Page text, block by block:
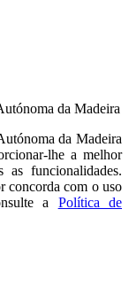
da Madeira
da Madeira
lhe a melhor
as funcionalidades.
concorda com o uso
a
Política de